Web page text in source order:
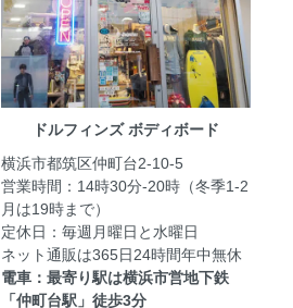
ドルフィンズ ボディボード
横浜市都筑区仲町台2-10-5
営業時間：14時30分-20時（冬季1-2
月は19時まで）
定休日：毎週月曜日と水曜日
ネット通販は365日24時間年中無休
電車：最寄り駅は横浜市営地下鉄
「仲町台駅」徒歩3分